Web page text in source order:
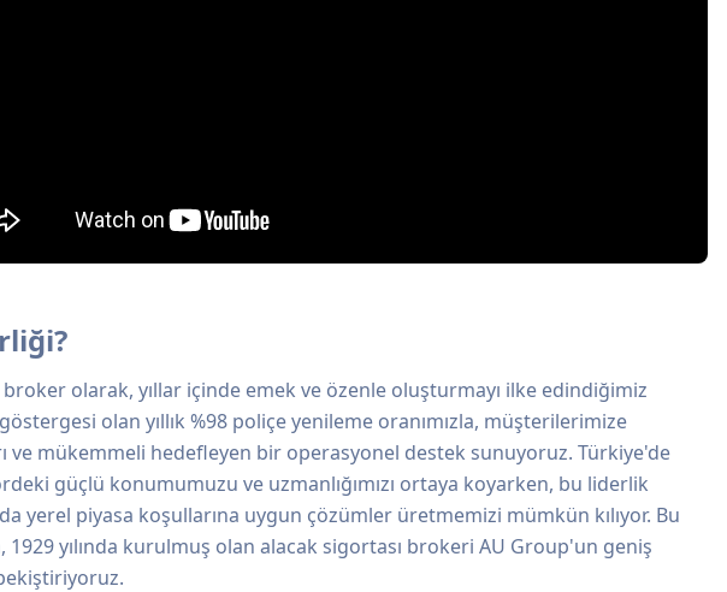
olarak, yıllar içinde emek ve özenle oluşturmayı ilke edindiğimiz
olan yıllık %98 poliçe yenileme oranımızla, müşterilerimize
ve mükemmeli hedefleyen bir operasyonel destek sunuyoruz. Türkiye'de
güçlü konumumuzu ve uzmanlığımızı ortaya koyarken, bu liderlik
yerel piyasa koşullarına uygun çözümler üretmemizi mümkün kılıyor. Bu
1929 yılında kurulmuş olan alacak sigortası brokeri AU Group'un geniş